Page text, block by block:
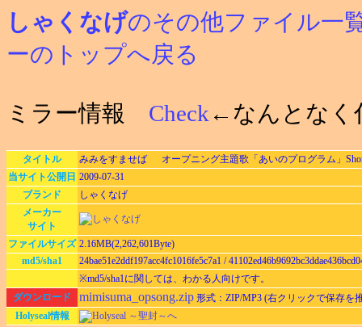
しゃくなげのその他ファイル一
ーのトップへ戻る
ミラー情報 Check ←なんとなく
タイトル
みみをすませば オープニング主題歌「あいのプログラム」
当サイト公開日 2009-07-31
ブランド
しゃくなげ
メーカー
サイト
ファイルサイズ 2.16MB(2,262,601Byte)
md5/sha1
24bae51e2ddf197acc4fc1016fe5c7a1 /
※md5/sha1に関しては、わかる人向けです。
ダウンロード
mimisuma_opsong.zip 形式：ZIP/MP3 (右クリックで保存を
Holyseal情報
Holyseal ～聖封～へ